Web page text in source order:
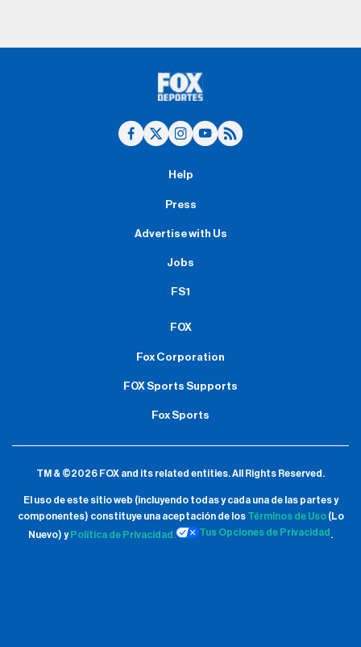
Help
Press
Advertise with Us
Jobs
FS1
FOX
Fox Corporation
FOX Sports Supports
Fox Sports
TM & ©2026 FOX and its related entities.All Rights Reserved.
El uso de este sitio web (incluyendo todas y cada una de las partes y
componentes) constituye una aceptación de los Términos de Uso(Lo
Nuevo) y Política de Privacidad. Tus Opciones de Privacidad .